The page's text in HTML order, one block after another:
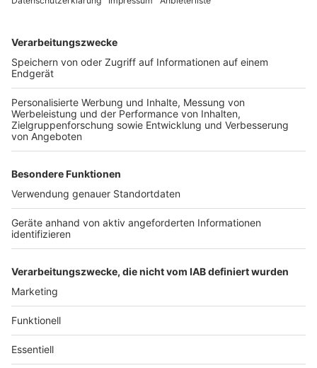
Auch das Familienministerium zeigt sich erfreut. "Die
bisherigen Studienergebnisse geben keinen Anlass
davon auszugehen, dass von Kita-Kindern ein erhöhtes
Infektionsrisiko ausgeht oder im Umfeld
Infektionsketten ausgelöst werden“, erklärt
werden für zukünftige Überlegungen, zum Beispiel für
den Übergang auf normalen Regelbetrieb, mit
einfließen.
Autor: Joachim Schultheis
Anzeige